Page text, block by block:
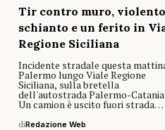
Tir contro muro, violento
schianto e un ferito in
Regione Siciliana
Incidente stradale questa
Palermo lungo Viale Regione
Siciliana, sulla bretella
dell'autostrada Palermo-Catania.
Un camion è uscito fuori strada…
diRedazione Web